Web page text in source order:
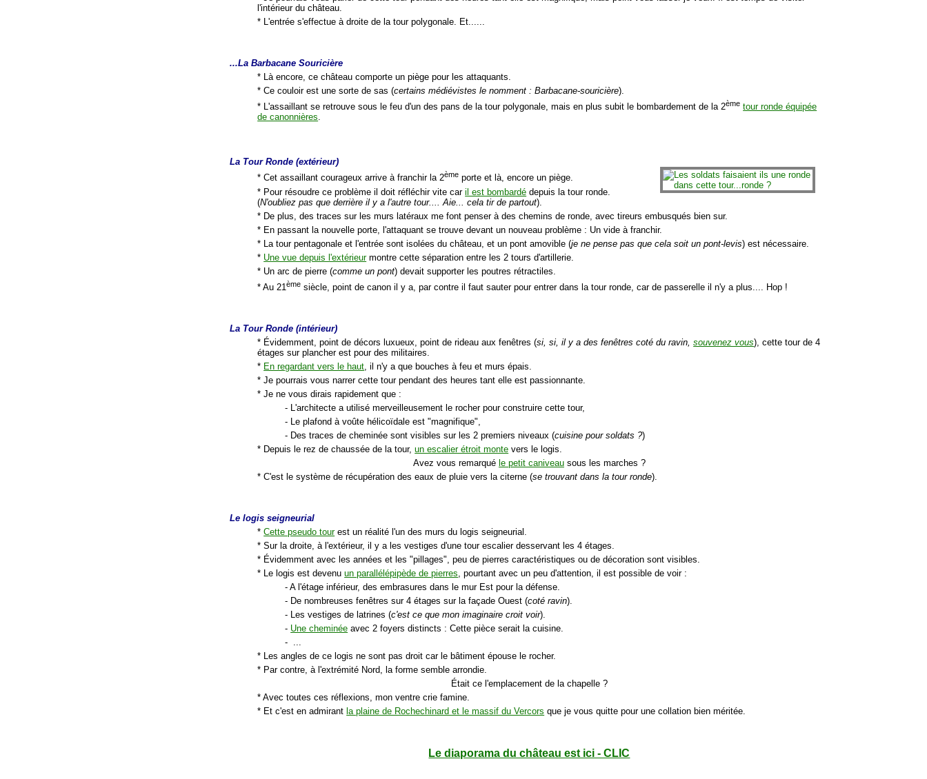
l'intérieur du château.
* L'entrée s'effectue à droite de la tour polygonale. Et......
...La Barbacane Souricière
* Là encore, ce château comporte un piège pour les attaquants.
* Ce couloir est une sorte de sas (certains médiévistes le nomment : Barbacane-souricière).
* L'assaillant se retrouve sous le feu d'un des pans de la tour polygonale, mais en plus subit le bombardement de la 2ème tour ronde équipée
de canonnières.
La Tour Ronde (extérieur)
* Cet assaillant courageux arrive à franchir la 2ème porte et là, encore un piège.
* Pour résoudre ce problème il doit réfléchir vite caril est bombardé depuis la tour ronde.
(N'oubliez pas que derrière il y a l'autre tour.... Aie... cela tir de partout).
* De plus, des traces sur les murs latéraux me font penser à des chemins de ronde, avec tireurs embusqués bien sur.
* En passant la nouvelle porte, l'attaquant se trouve devant un nouveau problème : Un vide à franchir.
* La tour pentagonale et l'entrée sont isolées du château, et un pont amovible (je ne pense pas que cela soit un pont-levis) est nécessaire.
* Une vue depuis l'extérieurmontre cette séparation entre les 2 tours d'artillerie.
* Un arc de pierre (comme un pont) devait supporter les poutres rétractiles.
* Au 21ème siècle, point de canon il y a, par contre il faut sauter pour entrer dans la tour ronde, car de passerelle il n'y a plus.... Hop !
La Tour Ronde (intérieur)
* Évidemment, point de décors luxueux, point de rideau aux fenêtres (si, si, il y a des fenêtres coté du ravin,souvenez vous), cette tour de 4
étages sur plancher est pour des militaires.
* En regardant vers le haut, il n'y a que bouches à feu et murs épais.
* Je pourrais vous narrer cette tour pendant des heures tant elle est passionnante.
* Je ne vous dirais rapidement que :
- L'architecte a utilisé merveilleusement le rocher pour construire cette tour,
- Le plafond à voûte hélicoïdale est "magnifique",
- Des traces de cheminée sont visibles sur les 2 premiers niveaux (cuisine pour soldats ?)
* Depuis le rez de chaussée de la tour,un escalier étroit monte vers le logis.
Avez vous remarqué le petit caniveausous les marches ?
* C'est le système de récupération des eaux de pluie vers la citerne (se trouvant dans la tour ronde).
Le logis seigneurial
*Cette pseudo tourest un réalité l'un des murs du logis seigneurial.
* Sur la droite, à l'extérieur, il y a les vestiges d'une tour escalier desservant les 4 étages.
* Évidemment avec les années et les "pillages", peu de pierres caractéristiques ou de décoration sont visibles.
* Le logis est devenuun parallélépipède de pierres, pourtant avec un peu d'attention, il est possible de voir :
- A l'étage inférieur, des embrasures dans le mur Est pour la défense.
- De nombreuses fenêtres sur 4 étages sur la façade Ouest (coté ravin).
- Les vestiges de latrines (c'est ce que mon imaginaire croit voir).
- Une cheminée avec 2 foyers distincts : Cette pièce serait la cuisine.
- ...
* Les angles de ce logis ne sont pas droit car le bâtiment épouse le rocher.
* Par contre, à l'extrémité Nord, la forme semble arrondie.
Était ce l'emplacement de la chapelle ?
* Avec toutes ces réflexions, mon ventre crie famine.
* Et c'est en admirant la plaine de Rochechinard et le massif du Vercors que je vous quitte pour une collation bien méritée.
Le diaporama du château est ici - CLIC